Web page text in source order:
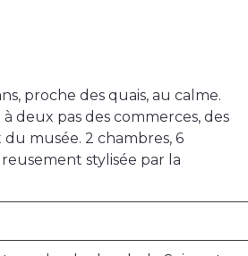
proche des quais, au calme.
deux pas des commerces, des
musée. 2 chambres, 6
stylisée par la